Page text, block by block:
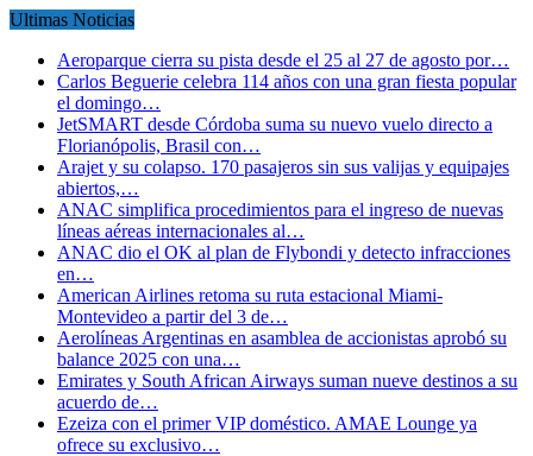
Ultimas Noticias
Aeroparque cierra su pista desde el 25 al 27 de agosto por…
Carlos Beguerie celebra 114 años con una gran fiesta popular
el domingo…
JetSMART desde Córdoba suma su nuevo vuelo directo a
Florianópolis, Brasil con…
Arajet y su colapso. 170 pasajeros sin sus valijas y equipajes
abiertos,…
ANAC simplifica procedimientos para el ingreso de nuevas
líneas aéreas internacionales al…
ANAC dio el OK al plan de Flybondi y detecto infracciones
en…
American Airlines retoma su ruta estacional Miami-
Montevideo a partir del 3 de…
Aerolíneas Argentinas en asamblea de accionistas aprobó su
balance 2025 con una…
Emirates y South African Airways suman nueve destinos a su
acuerdo de…
Ezeiza con el primer VIP doméstico. AMAE Lounge ya
ofrece su exclusivo…